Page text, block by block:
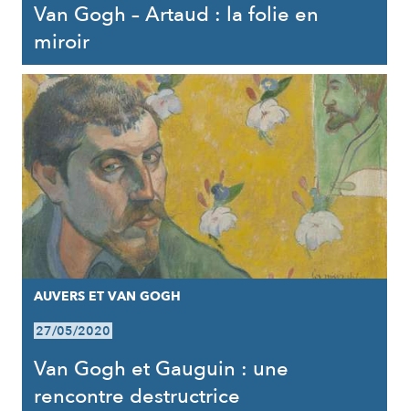
Van Gogh – Artaud : la folie en
miroir
AUVERS ET VAN GOGH
27/05/2020
Van Gogh et Gauguin : une
rencontre destructrice